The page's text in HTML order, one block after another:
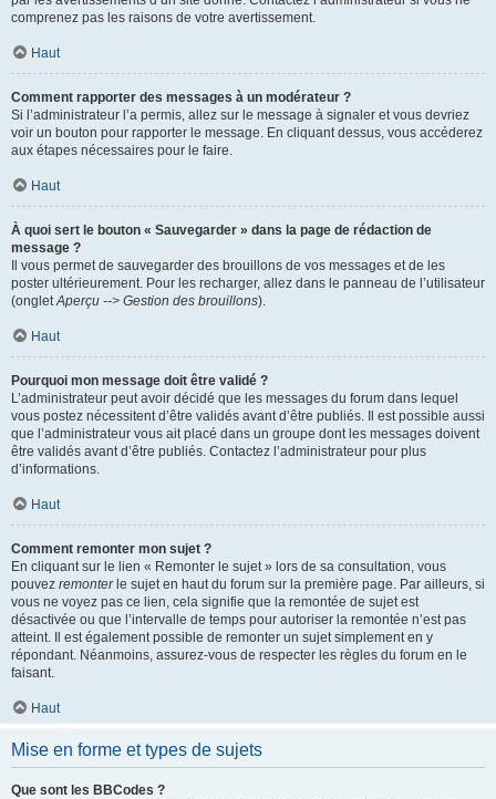
comprenez pas les raisons de votre avertissement.
Haut
Comment rapporter des messages à un modérateur ?
Si l’administrateur l’a permis, allez sur le message à signaler et vous devriez
voir un bouton pour rapporter le message. En cliquant dessus, vous accéderez
aux étapes nécessaires pour le faire.
Haut
À quoi sert le bouton « Sauvegarder » dans la page de rédaction de
message ?
Il vous permet de sauvegarder des brouillons de vos messages et de les
poster ultérieurement. Pour les recharger, allez dans le panneau de l’utilisateur
(ongletAperçu --> Gestion des brouillons).
Haut
Pourquoi mon message doit être validé ?
L’administrateur peut avoir décidé que les messages du forum dans lequel
vous postez nécessitent d’être validés avant d’être publiés. Il est possible aussi
que l’administrateur vous ait placé dans un groupe dont les messages doivent
être validés avant d’être publiés. Contactez l’administrateur pour plus
d’informations.
Haut
Comment remonter mon sujet ?
En cliquant sur le lien « Remonter le sujet » lors de sa consultation, vous
pouvez remonterle sujet en haut du forum sur la première page. Par ailleurs, si
vous ne voyez pas ce lien, cela signifie que la remontée de sujet est
désactivée ou que l’intervalle de temps pour autoriser la remontée n’est pas
atteint. Il est également possible de remonter un sujet simplement en y
répondant. Néanmoins, assurez-vous de respecter les règles du forum en le
faisant.
Haut
Mise en forme et types de sujets
Que sont les BBCodes ?